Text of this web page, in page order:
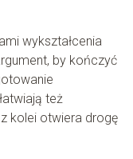
wykształcenia
by kończyć
też
kolei otwiera drogę